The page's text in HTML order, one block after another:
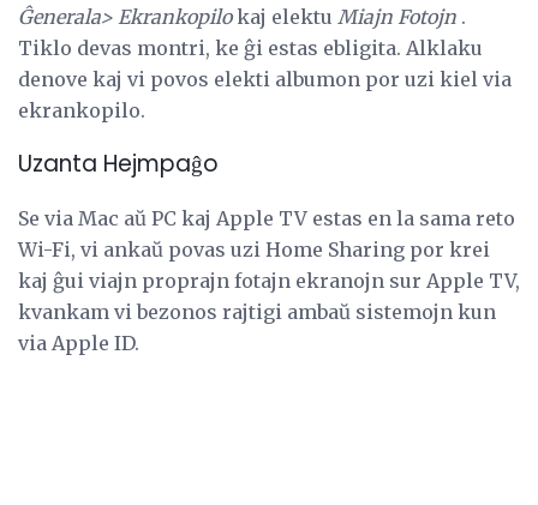
Ĝenerala> Ekrankopilokaj elektu Miajn Fotojn .
Tiklo devas montri, ke ĝi estas ebligita. Alklaku
denove kaj vi povos elekti albumon por uzi kiel via
ekrankopilo.
Uzanta Hejmpaĝo
Se via Mac aŭ PC kaj Apple TV estas en la sama reto
Wi-Fi, vi ankaŭ povas uzi Home Sharing por krei
kaj ĝui viajn proprajn fotajn ekranojn sur Apple TV,
kvankam vi bezonos rajtigi ambaŭ sistemojn kun
via Apple ID.